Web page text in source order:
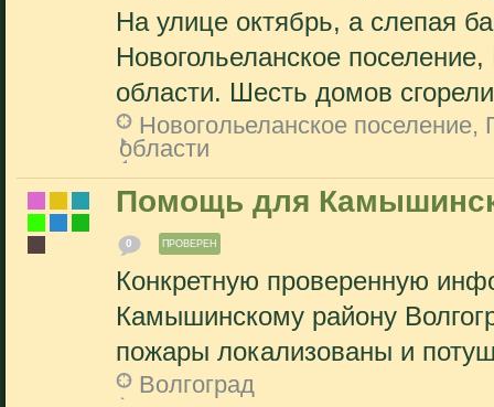
На улице октябрь, а слепая
Новогольеланское
области. Шесть домов
Новогольеланское поселение,
области
Помощь для
0 ПРОВЕРЕН
Конкретную проверенную
Камышинскому району
пожары локализованы и
Волгоград